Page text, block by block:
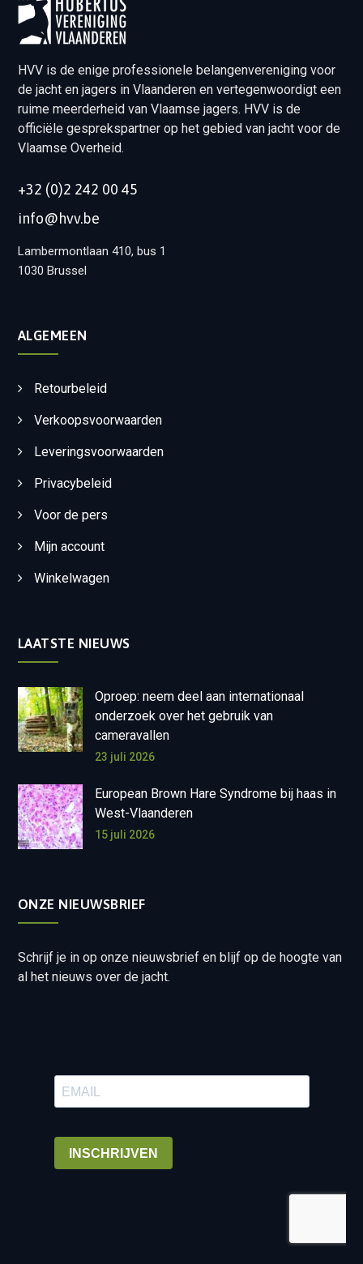
HVV is de enige professionele belangenvereniging voor
de jacht en jagers in Vlaanderen en vertegenwoordigt een
ruime meerderheid van Vlaamse jagers. HVV is de
officiële gesprekspartner op het gebied van jacht voor de
Vlaamse Overheid.
+32 (0)2 242 00 45
info@hvv.be
Lambermontlaan 410, bus 1
1030 Brussel
ALGEMEEN
Retourbeleid
Verkoopsvoorwaarden
Leveringsvoorwaarden
Privacybeleid
Voor de pers
Mijn account
Winkelwagen
LAATSTE NIEUWS
Oproep: neem deel aan internationaal
onderzoek over het gebruik van
cameravallen
23 juli 2026
European Brown Hare Syndrome bij haas in
West-Vlaanderen
15 juli 2026
ONZE NIEUWSBRIEF
Schrijf je in op onze nieuwsbrief en blijf op de hoogte van
al het nieuws over de jacht.